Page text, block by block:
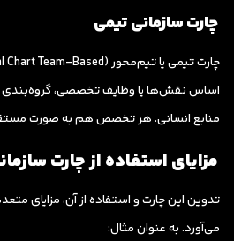
چارت سازمانی تیمی
اساس نقش‌ها یا وظایف تخصصی، گروه‌بندی
منابع انسانی. هر تخصص هم به صورت
مزایای استفاده از چارت
تدوین این چارت و استفاده از آن، مزایای
می‌آورد. به عنوان مثال: